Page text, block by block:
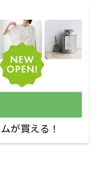
が買える！